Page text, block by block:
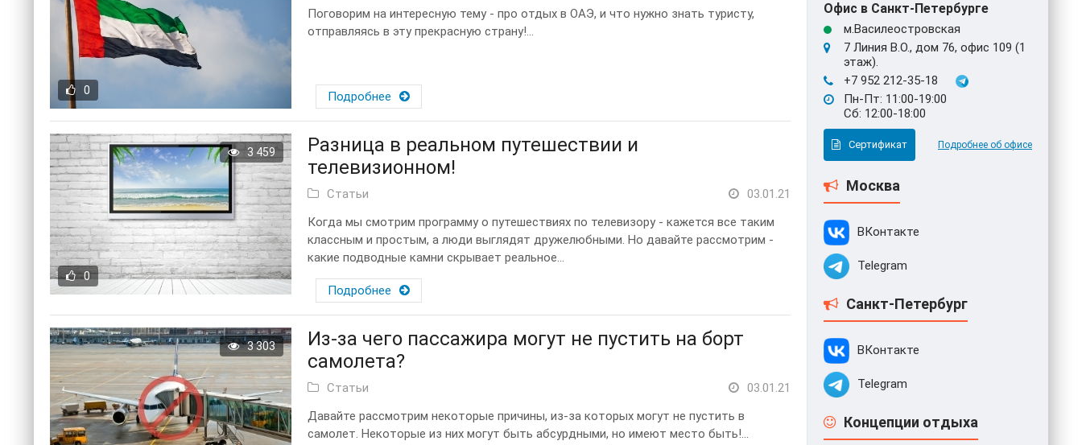
0
Поговорим на интересную тему - про отдых в ОАЭ, и что нужно знать туристу,
отправляясь в эту прекрасную страну!...
Подробнее
0
3 459
Разница в реальном путешествии и
телевизионном!
Статьи
03.01.21
Когда мы смотрим программу о путешествиях по телевизору - кажется все таким
классным и простым, а люди выглядят дружелюбными. Но давайте рассмотрим -
какие подводные камни скрывает реальное...
Подробнее
3 303
Из-за чего пассажира могут не пустить на борт
самолета?
Статьи
03.01.21
Давайте рассмотрим некоторые причины, из-за которых могут не пустить в
самолет. Некоторые из них могут быть абсурдными, но имеют место быть!...
Офис в Санкт-Петербурге
м.Василеостровская
7 Линия В.О., дом 76, офис 109 (1
этаж).
+7 952 212-35-18
Пн-Пт: 11:00-19:00
Сб: 12:00-18:00
Сертификат Подробнее об офисе
Москва
ВКонтакте
Telegram
Санкт-Петербург
ВКонтакте
Telegram
Концепции отдыха